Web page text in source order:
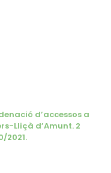
d’accessos a
Lliçà d’Amunt. 2
2021.